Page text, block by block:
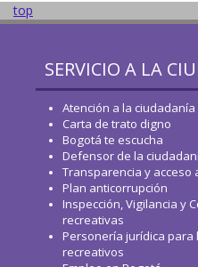
top
SERVICIO A LA
Atención a la ciudadanía
Carta de trato digno
Bogotá te escucha
Defensor de la
Transparencia y acceso
Plan anticorrupción
Inspección, Vigilancia y
recreativas
Personería jurídica
recreativos